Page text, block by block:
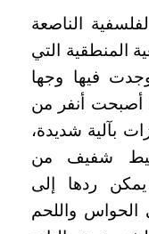
الناصعة
المنطقية التي
فيها وجها
أصبحت أنفر من
بآلية شديدة،
خيط شفيف من
يمكن ردها إلى
الحواس واللحم